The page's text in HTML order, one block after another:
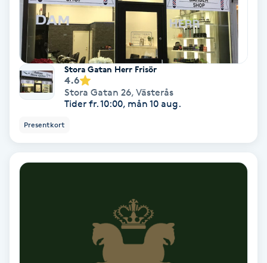
Ortobionomi
Ortopedi
Osteopati
Paraffinbehandling
Stora Gatan Herr Frisör
4.6
Stora Gatan 26, Västerås
Tider fr. 10:00, mån 10 aug.
Presentkort